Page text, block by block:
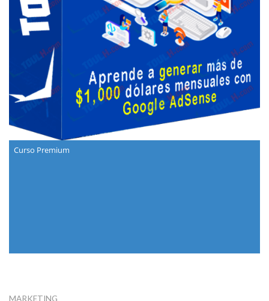
Curso Premium
MARKETING